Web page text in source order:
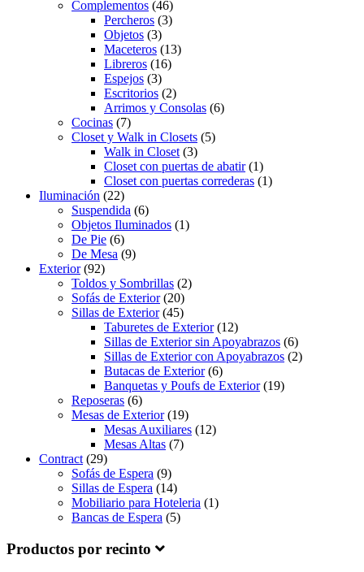
Complementos (46)
Percheros (3)
Objetos (3)
Maceteros (13)
Libreros (16)
Espejos (3)
Escritorios (2)
Arrimos y Consolas (6)
Cocinas (7)
Closet y Walk in Closets (5)
Walk in Closet (3)
Closet con puertas de abatir(1)
Closet con puertas correderas (1)
Iluminación (22)
Suspendida (6)
Objetos Iluminados (1)
De Pie (6)
De Mesa (9)
Exterior(92)
Toldos y Sombrillas (2)
Sofás de Exterior(20)
Sillas de Exterior(45)
Taburetes de Exterior(12)
Sillas de Exterior sin Apoyabrazos (6)
Sillas de Exterior con Apoyabrazos (2)
Butacas de Exterior(6)
Banquetas y Poufs de Exterior(19)
Reposeras (6)
Mesas de Exterior(19)
Mesas Auxiliares (12)
Mesas Altas (7)
Contract (29)
Sofás de Espera (9)
Sillas de Espera (14)
Mobiliario para Hoteleria (1)
Bancas de Espera (5)
Productos por recinto